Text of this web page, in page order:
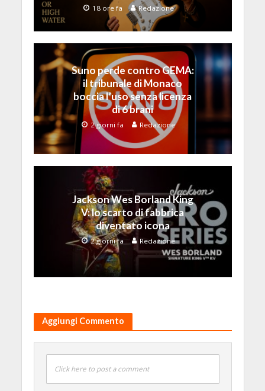
18 ore fa Redazione
Suno perde contro GEMA:
il tribunale di Monaco
boccia l’uso senza licenza
di 6 brani
2 giorni fa Redazione
Jackson Wes Borland King
V: lo scarto di fabbrica
diventato icona
2 giorni fa Redazione
Aggiungi Commento
Click here to post a comment